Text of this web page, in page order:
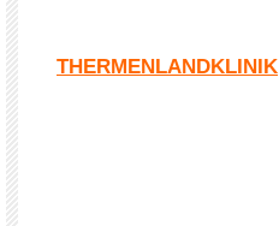
THERMENLANDKLINIK